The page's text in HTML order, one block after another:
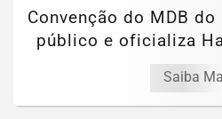
Convenção do MDB do
público e oficializa
Saiba